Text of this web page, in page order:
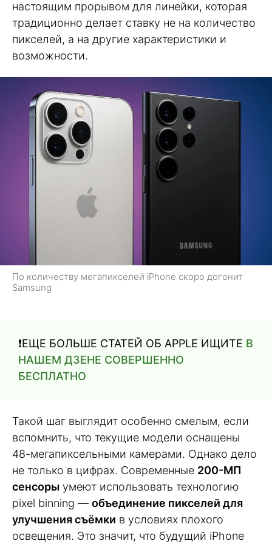
настоящим прорывом для линейки, которая
традиционно делает ставку не на количество
пикселей, а на другие характеристики и
возможности.
По количеству мегапикселей iPhone скоро догонит
Samsung
❗️ЕЩЕ БОЛЬШЕ СТАТЕЙ ОБ APPLE ИЩИТЕ В
НАШЕМ ДЗЕНЕ СОВЕРШЕННО
БЕСПЛАТНО
Такой шаг выглядит особенно смелым, если
вспомнить, что текущие модели оснащены
48-мегапиксельными камерами. Однако дело
не только в цифрах. Современные 200-МП
сенсоры умеют использовать технологию
pixel binning — объединение пикселей для
улучшения съёмки в условиях плохого
освещения. Это значит, что будущий iPhone